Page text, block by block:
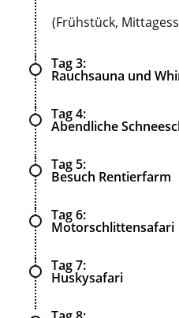
(Frühstück,
Tag 3
Rauchsauna und
Tag 4
Abendliche
Tag 5
Besuch Rentierfarm
Tag 6
Motorschlittensafari
Tag 7
Huskysafari